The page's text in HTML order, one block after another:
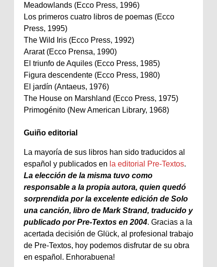
Meadowlands (Ecco Press, 1996)
Los primeros cuatro libros de poemas (Ecco
Press, 1995)
The Wild Iris (Ecco Press, 1992)
Ararat (Ecco Prensa, 1990)
El triunfo de Aquiles (Ecco Press, 1985)
Figura descendente (Ecco Press, 1980)
El jardín (Antaeus, 1976)
The House on Marshland (Ecco Press, 1975)
Primogénito (New American Library, 1968)
Guiño editorial
La mayoría de sus libros han sido traducidos al
español y publicados en la editorial Pre-Textos.
La elección de la misma tuvo como
responsable a la propia autora, quien quedó
sorprendida por la excelente edición de Solo
una canción, libro de Mark Strand, traducido y
publicado por Pre-Textos en 2004. Gracias a la
acertada decisión de Glück, al profesional trabajo
de Pre-Textos, hoy podemos disfrutar de su obra
en español. Enhorabuena!